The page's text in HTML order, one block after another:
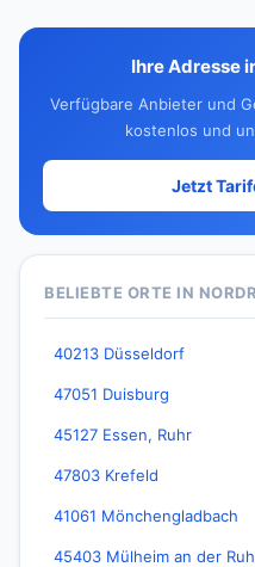
Ihre Adresse
Verfügbare Anbieter und
kostenlos und
Jetzt
BELIEBTE ORTE IN
40213 Düsseldorf
47051 Duisburg
45127 Essen, Ruhr
47803 Krefeld
41061 Mönchengladbach
45403 Mülheim an der